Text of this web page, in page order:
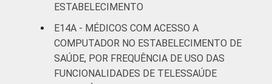
ESTABELECIMENTO
E14A - MÉDICOS COM ACESSO A
COMPUTADOR NO ESTABELECIMENTO DE
SAÚDE, POR FREQUÊNCIA DE USO DAS
FUNCIONALIDADES DE TELESSAÚDE